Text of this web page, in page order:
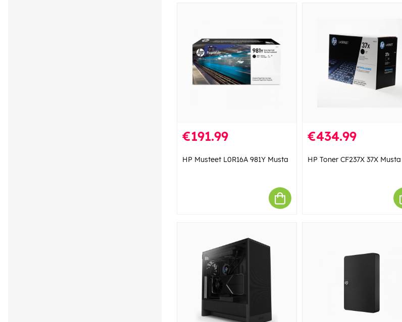
€191.99
HP Musteet L0R16A 981Y Musta
€434.99
HP Toner CF237X 37X Musta